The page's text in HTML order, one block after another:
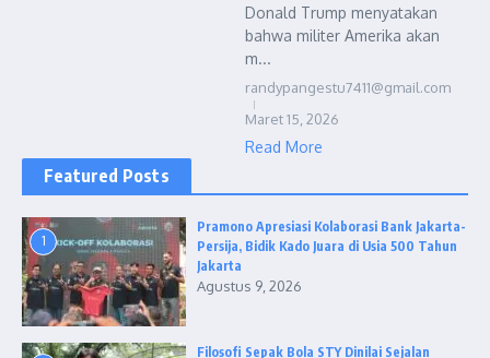
Donald Trump menyatakan
bahwa militer Amerika akan
m...
randypangestu7411@gmail.com
Maret 15, 2026
Read More
Featured Posts
1
Pramono Apresiasi Kolaborasi Bank Jakarta-
Persija, Bidik Kado Juara di Usia 500 Tahun
Jakarta
Agustus 9, 2026
Filosofi Sepak Bola STY Dinilai Sejalan